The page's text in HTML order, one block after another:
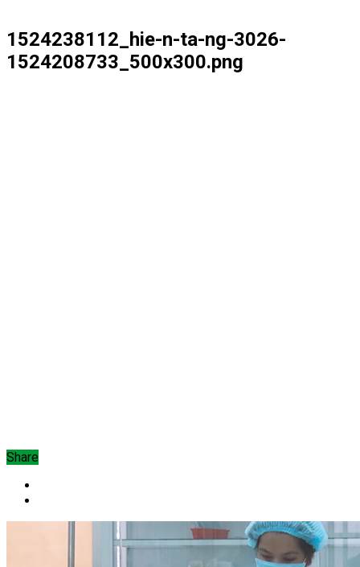
1524238112_hie-n-ta-ng-3026-
1524208733_500x300.png
Share